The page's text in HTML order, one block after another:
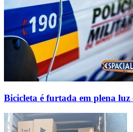
Bicicleta é furtada em plena